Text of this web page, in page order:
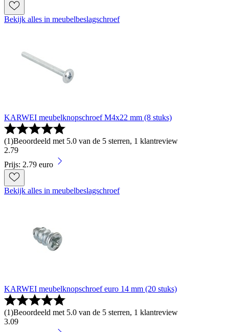
Bekijk alles in meubelbeslagschroef
KARWEI meubelknopschroef M4x22 mm (8 stuks)
(1)Beoordeeld met 5.0 van de 5 sterren, 1 klantreview
2.79
Prijs: 2.79 euro
Bekijk alles in meubelbeslagschroef
KARWEI meubelknopschroef euro 14 mm (20 stuks)
(1)Beoordeeld met 5.0 van de 5 sterren, 1 klantreview
3.09